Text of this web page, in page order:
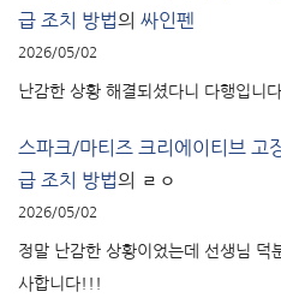
급 조치 방법의 싸인펜
2026/05/02
난감한 상황 해결되셨다니 다행입니
스파크/마티즈 크리에이티브 고
급 조치 방법의 ㄹㅇ
2026/05/02
정말 난감한 상황이었는데 선생님 덕
사합니다!!!